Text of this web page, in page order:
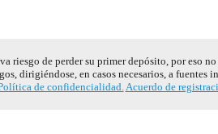
de perder su primer depósito, por eso
dirigiéndose, en casos necesarios, a fuentes
de confidencialidad.Acuerdo de